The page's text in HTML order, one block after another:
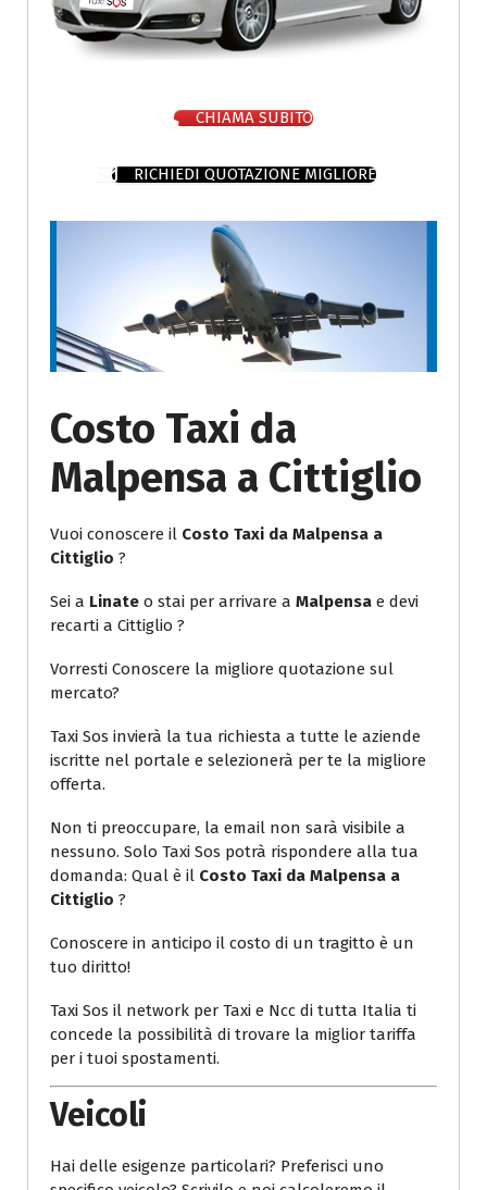
CHIAMA SUBITO
RICHIEDI QUOTAZIONE MIGLIORE
Costo Taxi da
Malpensa a Cittiglio
Vuoi conoscere il Costo Taxi da Malpensa a
Cittiglio ?
Sei a Linate o stai per arrivare a Malpensa e devi
recarti a Cittiglio ?
Vorresti Conoscere la migliore quotazione sul
mercato?
Taxi Sos invierà la tua richiesta a tutte le aziende
iscritte nel portale e selezionerà per te la migliore
offerta.
Non ti preoccupare, la email non sarà visibile a
nessuno. Solo Taxi Sos potrà rispondere alla tua
domanda: Qual è il Costo Taxi da Malpensa a
Cittiglio ?
Conoscere in anticipo il costo di un tragitto è un
tuo diritto!
Taxi Sos il network per Taxi e Ncc di tutta Italia ti
concede la possibilità di trovare la miglior tariffa
per i tuoi spostamenti.
Veicoli
Hai delle esigenze particolari? Preferisci uno